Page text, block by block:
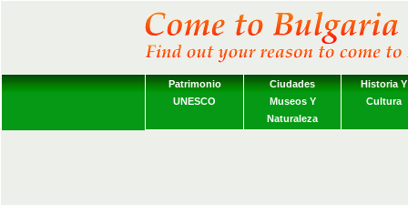
Patrimonio
UNESCO
Ciudades
Museos Y
Naturaleza
Historia Y
Cultura